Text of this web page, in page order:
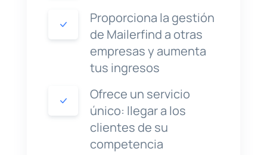
Proporciona la gestión
de Mailerfind a otras
empresas y aumenta
tus ingresos
Ofrece un servicio
único: llegar a los
clientes de su
competencia